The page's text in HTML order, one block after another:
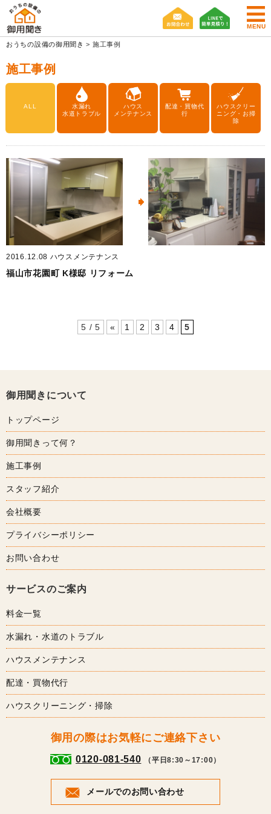
MENU
おうちの設備の御用聞き > 施工事例
施工事例
ALL
水漏れ
水道トラブル
ハウス
メンテナンス
配達・買物代
行
ハウスクリー
ニング・お掃
除
2016.12.08 ハウスメンテナンス
福山市花園町 K様邸 リフォーム
5 / 5 « 1 2 3 4 5
御用聞きについて
トップページ
御用聞きって何？
施工事例
スタッフ紹介
会社概要
プライバシーポリシー
お問い合わせ
サービスのご案内
料金一覧
水漏れ・水道のトラブル
ハウスメンテナンス
配達・買物代行
ハウスクリーニング・掃除
御用の際はお気軽にご連絡下さい
0120-081-540 （平日8:30～17:00）
メールでのお問い合わせ